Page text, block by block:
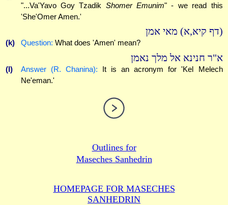
"...Va'Yavo Goy Tzadik Shomer Emunim" - we read this
'She'Omer Amen.'
(דף קיא,א) מאי אמן
(k) Question: What does 'Amen' mean?
א"ר חנינא אל מלך נאמן
(l) Answer (R. Chanina): It is an acronym for 'Kel Melech
Ne'eman.'
Outlines for
Maseches Sanhedrin
HOMEPAGE FOR MASECHES
SANHEDRIN